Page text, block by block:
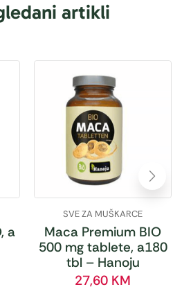
artikli
a
SVE ZA MUŠKARCE
Maca Premium BIO
500 mg tablete, a180
tbl – Hanoju
27,60 KM